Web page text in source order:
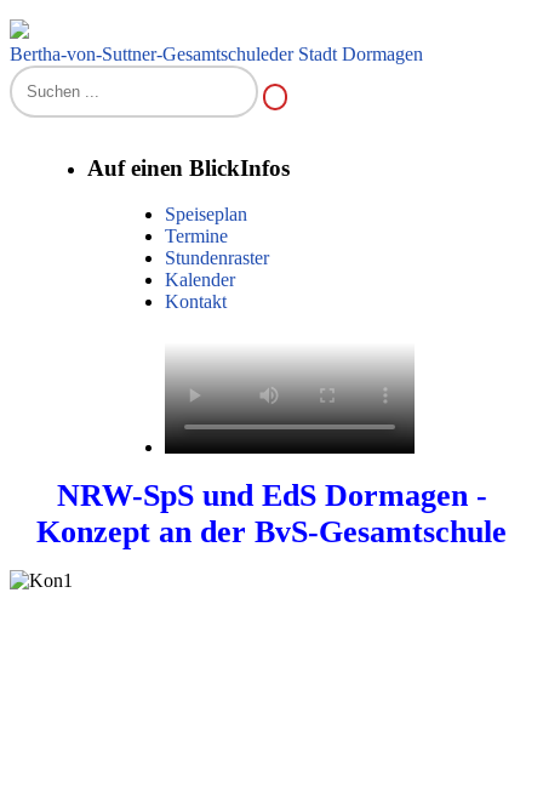
Bertha-von-Suttner-Gesamtschuleder Stadt Dormagen
Auf einen BlickInfos
Speiseplan
Termine
Stundenraster
Kalender
Kontakt
NRW-SpS und EdS Dormagen -
Konzept an der BvS-Gesamtschule